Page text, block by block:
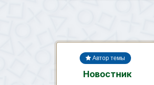
Автор темы
Новостник